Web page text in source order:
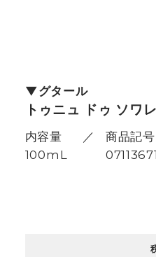
グタール
トゥニュ ドゥ ソワ
内容量
100mL
商品記号